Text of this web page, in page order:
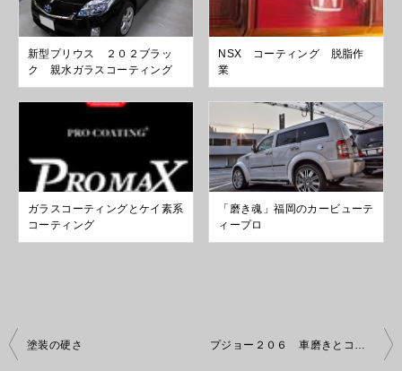
新型プリウス ２０２ブラッ
ク 親水ガラスコーティング
NSX コーティング 脱脂作
業
ガラスコーティングとケイ素系
コーティング
「磨き魂」福岡のカービューテ
ィープロ
投
稿
塗装の硬さ プジョー２０６ 車磨きとコーティング